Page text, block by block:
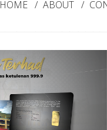
HOME ABOUT